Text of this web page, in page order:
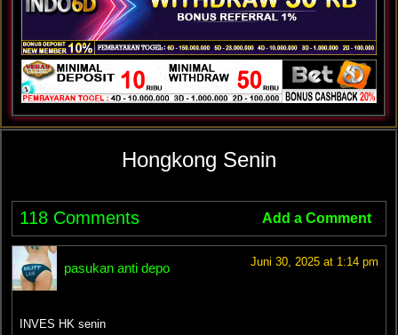
Hongkong Senin
118 Comments Add a Comment
pasukan anti depo Juni 30, 2025 at 1:14 pm
INVES HK senin